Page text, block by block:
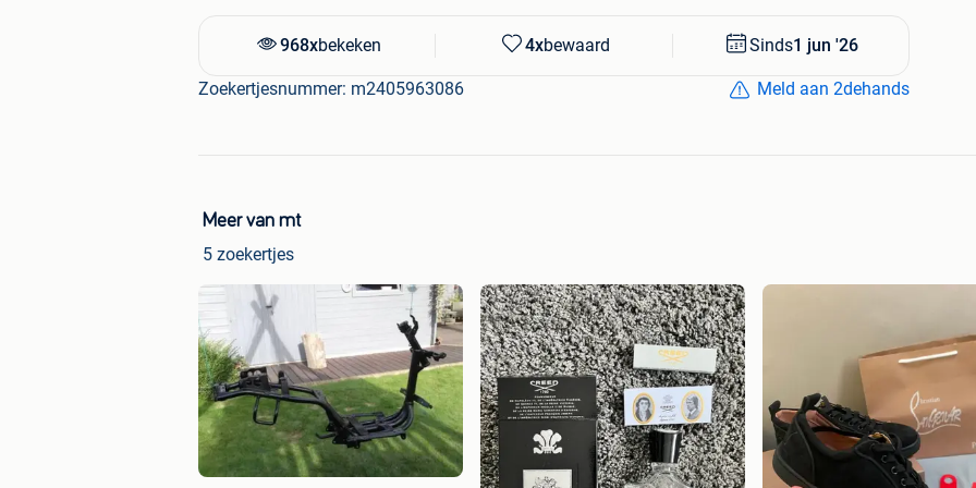
968xbekeken 4xbewaard Sinds1 jun '26
Zoekertjesnummer: m2405963086 Meld aan 2dehands
Meer van mt
5 zoekertjes